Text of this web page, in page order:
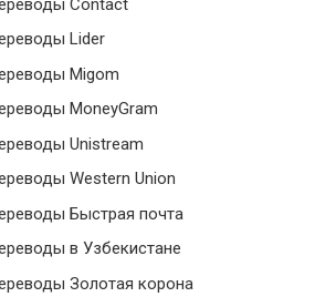
Lider
Migom
MoneyGram
Unistream
Western Union
Быстрая почта
в Узбекистане
Золотая корона